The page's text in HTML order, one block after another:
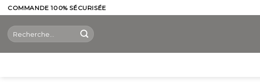
Skip
to
content
COMMANDE 100% SÉCURISÉE
Recherche
pour :